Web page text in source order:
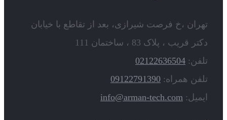
تهران ،خ فرصت شیرازی، بعد از تقاطع با خیابان
دکتر قریب ، پلاک 83 ، ساختمان 111
تلفن: 02122636504
تلفن همراه: 09122791390
ایمیل: info@arman-tech.com